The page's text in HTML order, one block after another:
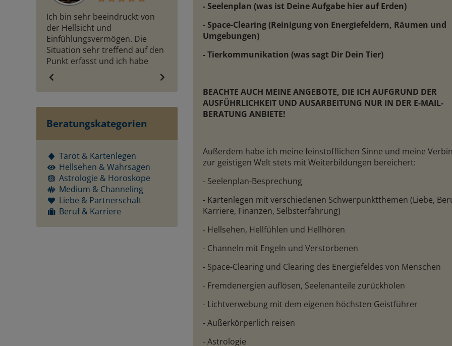
Ich bin sehr beeindruckt von
der Hellsicht und
Einfühlungsvermögen. Die
Situation sehr treffend auf den
Punkt erfasst und ich habe
mich sehr aufgehoben und
verstanden gefühlt. Gerne
wieder;)
Vorabinfo alles super erkannt
und gesehen wie's wird, meld
mich sehr gerne wieder, danke
du feine Seele😇🙏💫🌞💯
sehe gut
Beratungskategorien
Tarot & Kartenlegen
Hellsehen & Wahrsagen
Astrologie & Horoskope
Medium & Channeling
Liebe & Partnerschaft
Beruf & Karriere
- Seelenplan (was ist Deine Aufgabe hier auf Erden)
- Space-Clearing (Reinigung von Energiefeldern, Räumen und
Umgebungen)
- Tierkommunikation (was sagt Dir Dein Tier)
BEACHTE AUCH MEINE ANGEBOTE, DIE ICH AUFGRUND DER
AUSFÜHRLICHKEIT UND AUSARBEITUNG NUR IN DER E-MAIL-
BERATUNG ANBIETE!
Außerdem habe ich meine feinstofflichen Sinne und meine
zur geistigen Welt stets mit Weiterbildungen bereichert:
- Seelenplan-Besprechung
- Kartenlegen mit verschiedenen Schwerpunktthemen (Liebe,
Karriere, Finanzen, Selbsterfahrung)
- Hellsehen, Hellfühlen und Hellhören
- Channeln mit Engeln und Verstorbenen
- Space-Clearing und Clearing des Energiefeldes von Menschen
- Fremdenergien auflösen, Seelenanteile zurückholen
- Lichtverwebung mit dem eigenen höchsten Geistführer
- Außerkörperlich reisen
- Astrologie